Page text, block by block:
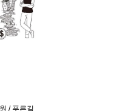
/ 푸른길